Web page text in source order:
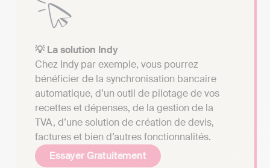
💡 La solution Indy
Chez Indy par exemple, vous pourrez
bénéficier de la synchronisation bancaire
automatique, d’un outil de pilotage de vos
recettes et dépenses, de la gestion de la
TVA, d’une solution de création de devis,
factures et bien d’autres fonctionnalités.
Essayer Gratuitement